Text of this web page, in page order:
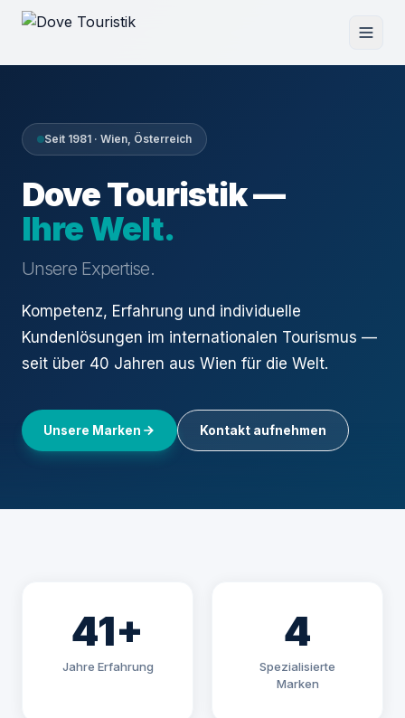
Seit 1981 · Wien, Österreich
Dove Touristik —
Ihre Welt.
Unsere Expertise.
Kompetenz, Erfahrung und individuelle
Kundenlösungen im internationalen Tourismus —
seit über 40 Jahren aus Wien für die Welt.
Unsere Marken Kontakt aufnehmen
41+
Jahre Erfahrung
4
Spezialisierte
Marken